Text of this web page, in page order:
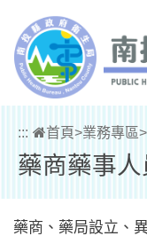
::: 首頁>業務專區>
藥商藥事
藥商、藥局設立、